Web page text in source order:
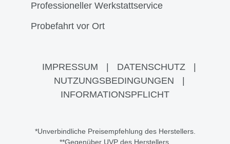
Professioneller Werkstattservice
Probefahrt vor Ort
IMPRESSUM DATENSCHUTZ
NUTZUNGSBEDINGUNGEN
INFORMATIONSPFLICHT
*Unverbindliche Preisempfehlung des Herstellers.
**Gegenüber UVP des Herstellers.